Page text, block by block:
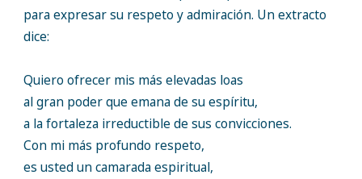
para expresar su respeto y admiración. Un extracto
dice:
Quiero ofrecer mis más elevadas loas
al gran poder que emana de su espíritu,
a la fortaleza irreductible de sus convicciones.
Con mi más profundo respeto,
es usted un camarada espiritual,